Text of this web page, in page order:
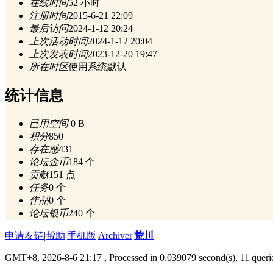
在线时间52 小时
注册时间2015-6-21 22:09
最后访问2024-1-12 20:24
上次活动时间2024-1-12 20:04
上次发表时间2023-12-20 19:47
所在时区使用系统默认
统计信息
已用空间0 B
积分850
存在感431
论坛金币184 个
贡献151 点
任务0 个
作品0 个
论坛银币240 个
申请友链|帮助|手机版|Archiver|荒川
GMT+8, 2026-8-6 21:17 , Processed in 0.039079 second(s), 11